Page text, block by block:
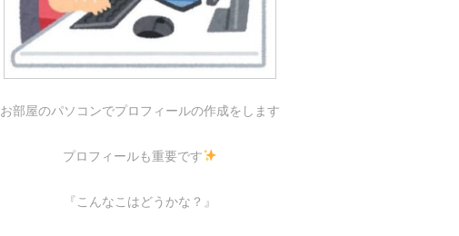
お部屋のパソコンでプロフィールの作成をします
プロフィールも重要です
『こんなこはどうかな？』